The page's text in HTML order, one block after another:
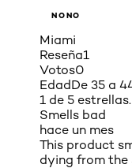
NONO
Miami
Reseña1
Votos0
EdadDe 35 a
1 de 5 estrellas.
Smells bad
hace un mes
This product
dying from the